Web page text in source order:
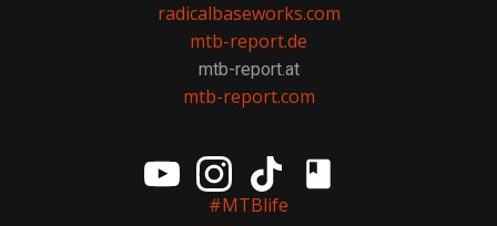
radicalbaseworks.com
mtb-report.de
mtb-report.at
mtb-report.com
#MTBlife